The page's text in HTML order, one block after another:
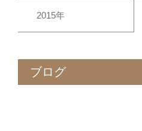
2015年
ブログ